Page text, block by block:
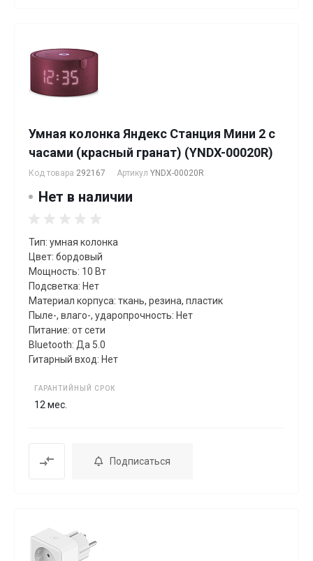
Умная колонка Яндекс Станция Мини 2 с
часами (красный гранат) (YNDX-00020R)
Код товара 292167 Артикул YNDX-00020R
Нет в наличии
Тип: умная колонка
Цвет: бордовый
Мощность: 10 Вт
Подсветка: Нет
Материал корпуса: ткань, резина, пластик
Пыле-, влаго-, ударопрочность: Нет
Питание: от сети
Bluetooth: Да 5.0
Гитарный вход: Нет
ГАРАНТИЙНЫЙ СРОК
12 мес.
Подписаться